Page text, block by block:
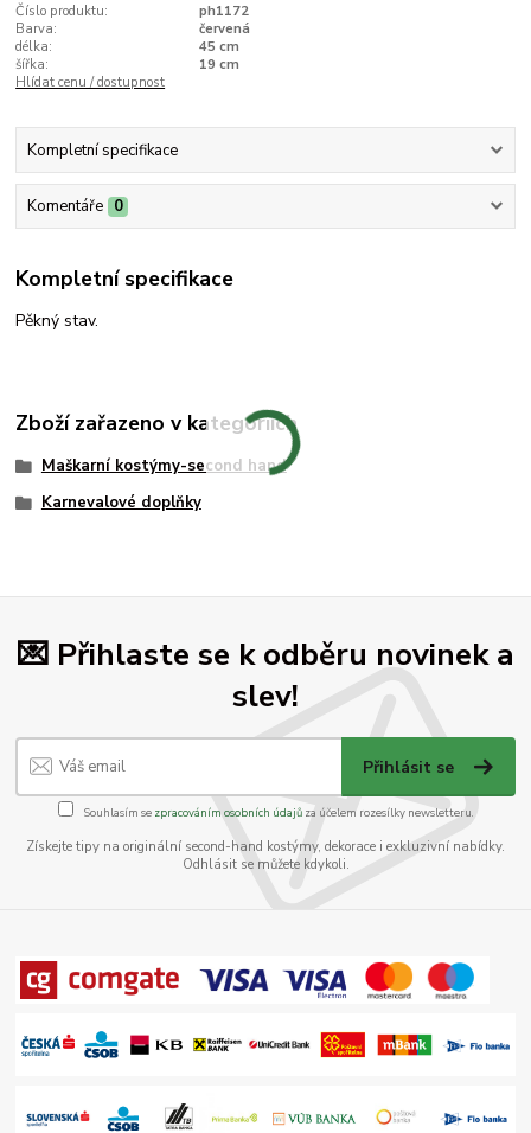
Číslo produktu:
ph1172
Barva:
červená
délka:
45 cm
šířka:
19 cm
Hlídat cenu / dostupnost
Kompletní specifikace
Komentáře 0
Kompletní specifikace
Pěkný stav.
Zboží zařazeno v kategoriích
Maškarní kostýmy-second hand
Karnevalové doplňky
💌 Přihlaste se k odběru novinek a
slev!
Přihlásit se
Souhlasím se zpracováním osobních údajůza účelem rozesílky newsletteru.
Získejte tipy na originální second-hand kostýmy, dekorace i exkluzivní nabídky.
Odhlásit se můžete kdykoli.